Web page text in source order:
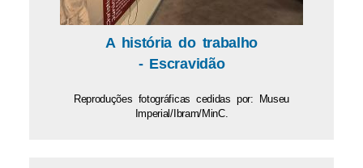
A história do trabalho
- Escravidão
Reproduções fotográficas cedidas por: Museu
Imperial/Ibram/MinC.